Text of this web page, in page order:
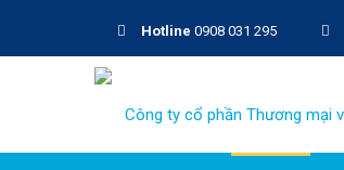
Hotline 0908 031 295